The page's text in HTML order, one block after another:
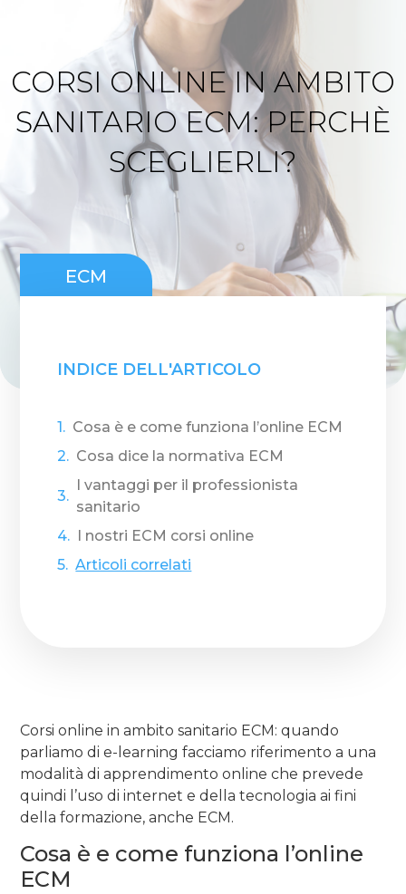
CORSI ONLINE IN AMBITO
SANITARIO ECM: PERCHÈ
SCEGLIERLI?
ECM
INDICE DELL'ARTICOLO
Cosa è e come funziona l’online ECM
Cosa dice la normativa ECM
I vantaggi per il professionista
sanitario
I nostri ECM corsi online
Articoli correlati
Corsi online in ambito sanitario ECM: quando
parliamo di e-learning facciamo riferimento a una
modalità di apprendimento online che prevede
quindi l’uso di internet e della tecnologia ai fini
della formazione, anche ECM.
Cosa è e come funziona l’online
ECM